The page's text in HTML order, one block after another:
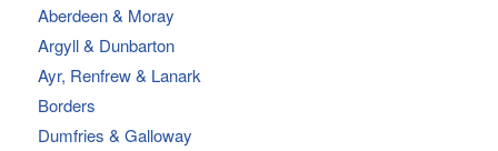
Aberdeen & Moray
Argyll & Dunbarton
Ayr, Renfrew & Lanark
Borders
Dumfries & Galloway